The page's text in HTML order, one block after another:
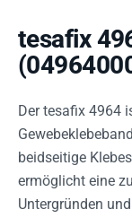
tesafix
Der tesafix 4964
beidseitige
ermöglicht eine
Untergründen